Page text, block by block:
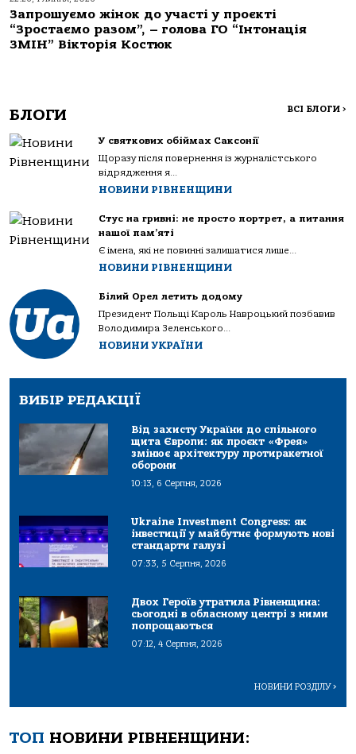
Запрошуємо жінок до участі у проєкті
“Зростаємо разом”, – голова ГО “Інтонація
ЗМІН” Вікторія Костюк
БЛОГИ ВСІ БЛОГИ >
У святкових обіймах Саксонії
Щоразу після повернення із журналістського
відрядження я...
НОВИНИ РІВНЕНЩИНИ
Стус на гривні: не просто портрет, а питання
нашої пам’яті
Є імена, які не повинні залишатися лише...
НОВИНИ РІВНЕНЩИНИ
Білий Орел летить додому
Президент Польщі Кароль Навроцький позбавив
Володимира Зеленського...
НОВИНИ УКРАЇНИ
ВИБІР РЕДАКЦІЇ
Від захисту України до спільного
щита Європи: як проєкт «Фрея»
змінює архітектуру протиракетної
оборони
10:13, 6 Серпня, 2026
Ukraine Investment Congress: як
інвестиції у майбутнє формують нові
стандарти галузі
07:33, 5 Серпня, 2026
Двох Героїв утратила Рівненщина:
сьогодні в обласному центрі з ними
попрощаються
07:12, 4 Серпня, 2026
НОВИНИ РОЗДІЛУ>
ТОП НОВИНИ РІВНЕНЩИНИ: